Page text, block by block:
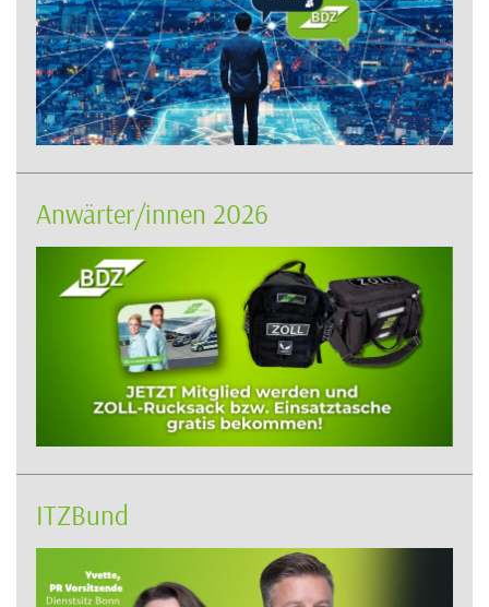
Anwärter/innen 2026
ITZBund